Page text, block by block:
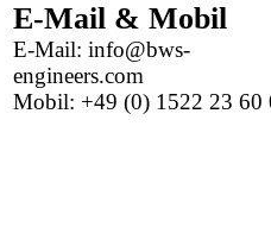
E-Mail & Mobil
E-Mail: info@bws-
engineers.com
Mobil: +49 (0) 1522 23 60